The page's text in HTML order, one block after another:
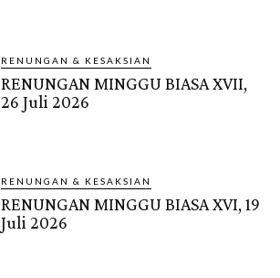
RENUNGAN & KESAKSIAN
RENUNGAN MINGGU BIASA XVII,
26 Juli 2026
RENUNGAN & KESAKSIAN
RENUNGAN MINGGU BIASA XVI, 19
Juli 2026